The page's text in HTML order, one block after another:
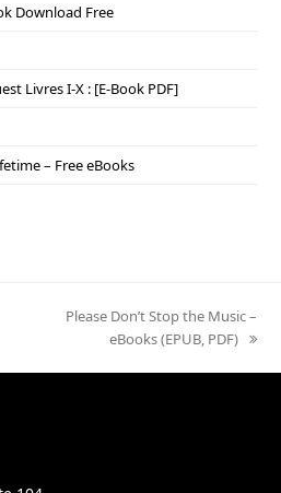
Download Free
Livres I-X : [E-Book PDF]
– Free eBooks
next
Please Don’t Stop the Music –
eBooks (EPUB, PDF)